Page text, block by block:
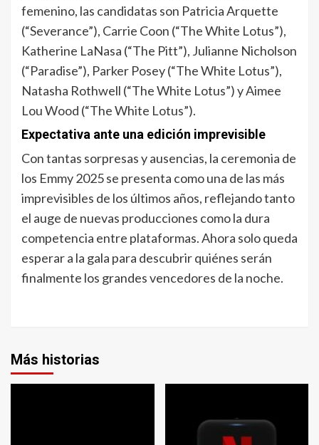
femenino, las candidatas son Patricia Arquette
(“Severance”), Carrie Coon (“The White Lotus”),
Katherine LaNasa (“The Pitt”), Julianne Nicholson
(“Paradise”), Parker Posey (“The White Lotus”),
Natasha Rothwell (“The White Lotus”) y Aimee
Lou Wood (“The White Lotus”).
Expectativa ante una edición imprevisible
Con tantas sorpresas y ausencias, la ceremonia de
los Emmy 2025 se presenta como una de las más
imprevisibles de los últimos años, reflejando tanto
el auge de nuevas producciones como la dura
competencia entre plataformas. Ahora solo queda
esperar a la gala para descubrir quiénes serán
finalmente los grandes vencedores de la noche.
Más historias